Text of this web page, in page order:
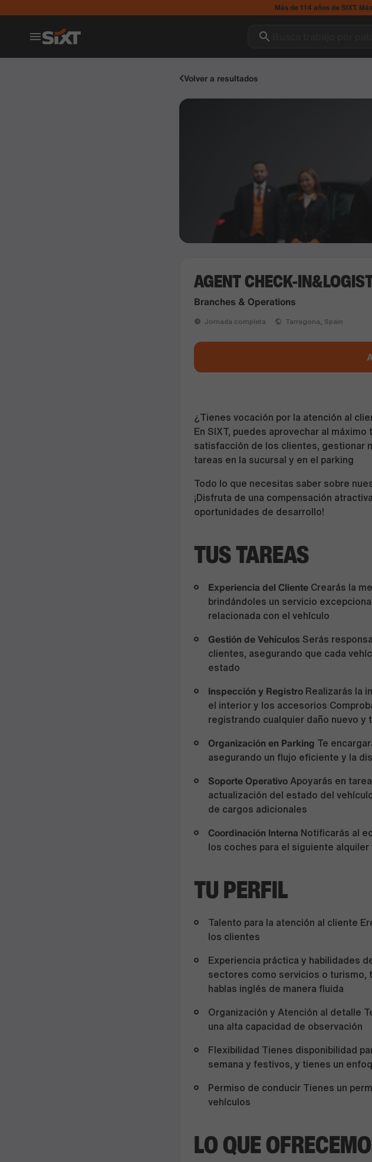
Más de 114 años de SIXT.
Volver a resultados
AGENT CHECK-
Branches & Operations
Jornada completa Tarragona, Spain
¿Tienes vocación por la atención al
En SIXT, puedes aprovechar al
satisfacción de los clientes, gestionar
tareas en la sucursal y en el parking
Todo lo que necesitas saber sobre
¡Disfruta de una compensación
oportunidades de desarrollo!
TUS TAREAS
Experiencia del Cliente Crearás la
brindándoles un servicio
relacionada con el vehículo
Gestión de Vehículos Serás
clientes, asegurando que cada
estado
Inspección y Registro Realizarás la
el interior y los accesorios
registrando cualquier daño nuevo y
Organización en Parking Te
asegurando un flujo eficiente y la
Soporte Operativo Apoyarás en
actualización del estado del
de cargos adicionales
Coordinación Interna Notificarás al
los coches para el siguiente
TU PERFIL
Talento para la atención al cliente
los clientes
Experiencia práctica y habilidades
sectores como servicios o turismo,
hablas inglés de manera fluida
Organización y Atención al detalle
una alta capacidad de observación
Flexibilidad Tienes disponibilidad
semana y festivos, y tienes un
Permiso de conducir Tienes un
vehículos
LO QUE